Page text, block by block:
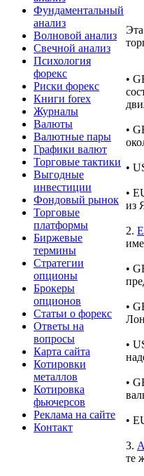
Фундаментальный
анализ
Волновой анализ
Свечной анализ
Психология
форекс
Риски форекс
Книги forex
Журналы
Валюты
Валютные пары
Графики валют
Торговые тактики
Выгодные
инвестиции
Фондовый рынок
Торговые
платформы
Биржевые
термины
Стратегии
опционы
Брокеры
опционов
Статьи о форекс
Ответы на
вопросы
Карта сайта
Котировки
металлов
Котировка
фьючерсов
Реклама на сайте
Контакт
•
•
•
•
из
2.
•
•
•
•
•
3.
те